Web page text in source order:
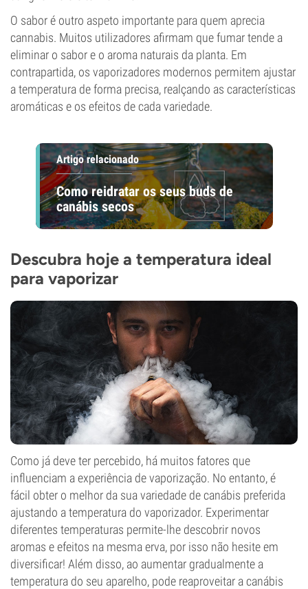
O sabor é outro aspeto importante para quem aprecia
cannabis. Muitos utilizadores afirmam que fumar tende a
eliminar o sabor e o aroma naturais da planta. Em
contrapartida, os vaporizadores modernos permitem ajustar
a temperatura de forma precisa, realçando as características
aromáticas e os efeitos de cada variedade.
Artigo relacionado
Como reidratar os seus buds de
canábis secos
Descubra hoje a temperatura ideal
para vaporizar
Como já deve ter percebido, há muitos fatores que
influenciam a experiência de vaporização. No entanto, é
fácil obter o melhor da sua variedade de canábis preferida
ajustando a temperatura do vaporizador. Experimentar
diferentes temperaturas permite-lhe descobrir novos
aromas e efeitos na mesma erva, por isso não hesite em
diversificar! Além disso, ao aumentar gradualmente a
temperatura do seu aparelho, pode reaproveitar a canábis